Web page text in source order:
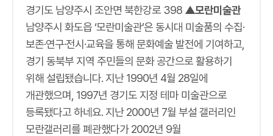
경기도 남양주시 조안면 북한강로 398 ▲모란미술관
남양주시 화도읍 ‘모란미술관’은 동시대 미술품의 수집·
보존·연구·전시·교육을 통해 문화예술 발전에 기여하고,
경기 동북부 지역 주민들의 문화 공간으로 활용하기
위해 설립됐습니다. 지난 1990년 4월 28일에
개관했으며, 1997년 경기도 지정 테마 미술관으로
등록됐다고 하네요. 지난 2000년 7월 부설 갤러리인
모란갤러리를 폐관했다가 2002년 9월